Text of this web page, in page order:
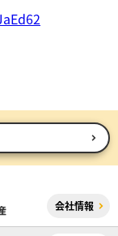
会社情報